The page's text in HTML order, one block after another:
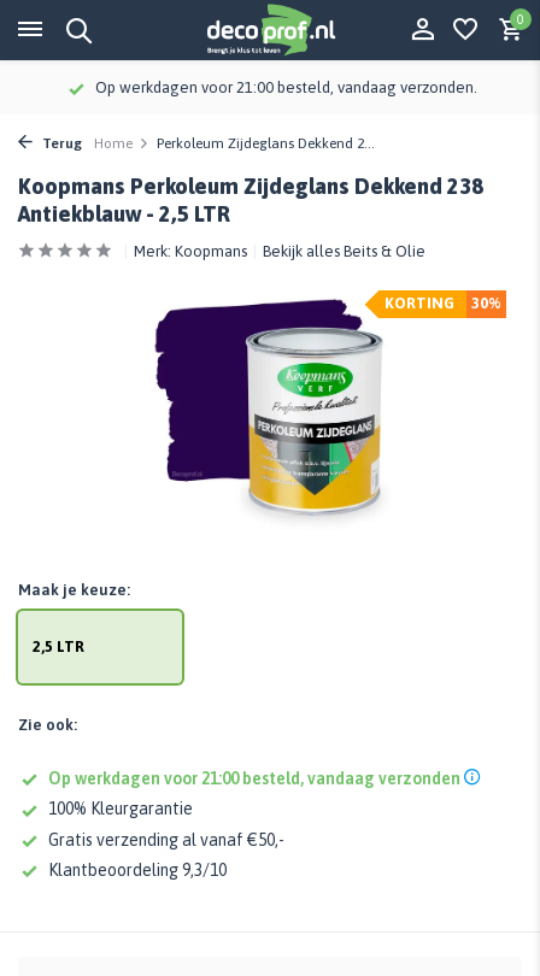
0
Op werkdagen voor 21:00 besteld, vandaag verzonden.
Terug Home Perkoleum Zijdeglans Dekkend 2...
Koopmans Perkoleum Zijdeglans Dekkend 238
Antiekblauw - 2,5 LTR
Merk: Koopmans Bekijk alles Beits & Olie
30%
KORTING
2,5 LTR
Maak je keuze:
Zie ook:
Op werkdagen voor 21:00 besteld, vandaag verzonden
100% Kleurgarantie
Gratis verzending al vanaf €50,-
Klantbeoordeling 9,3/10